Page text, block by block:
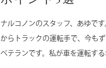
ナルコノンのスタッフ、あゆで
からトラックの運転手で、今も
ベテランです。私が車を運転す